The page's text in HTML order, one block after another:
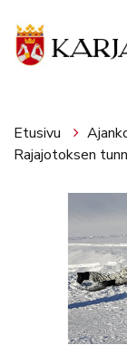
Etusivu
Rajajotoksen